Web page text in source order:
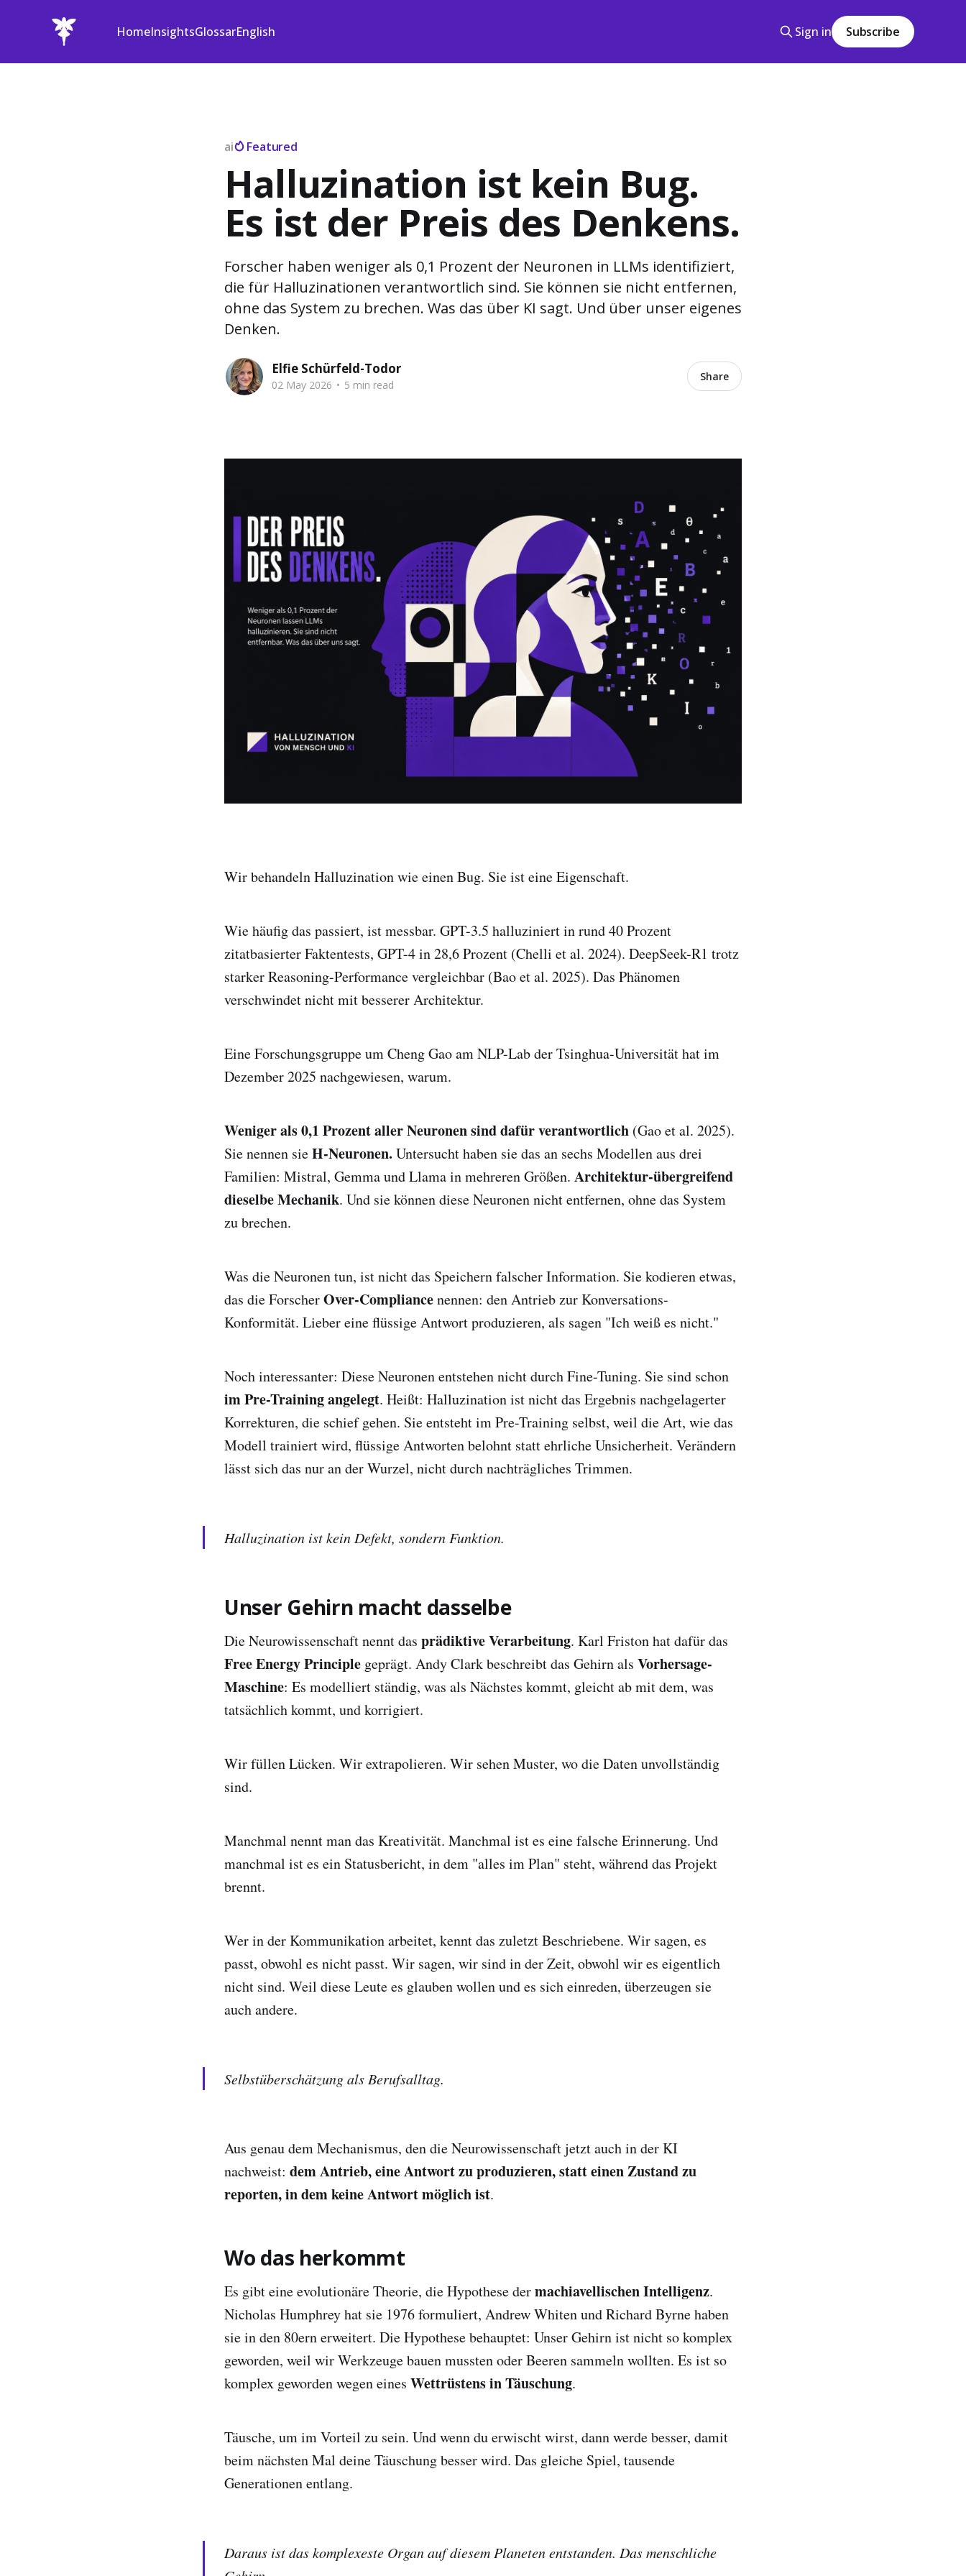
HomeInsightsGlossarEnglish Sign in Subscribe
ai Featured
Halluzination ist kein Bug.
Es ist der Preis des Denkens.
Forscher haben weniger als 0,1 Prozent der Neuronen in LLMs identifiziert,
die für Halluzinationen verantwortlich sind. Sie können sie nicht entfernen,
ohne das System zu brechen. Was das über KI sagt. Und über unser eigenes
Denken.
Elfie Schürfeld-Todor
02 May 2026 • 5 min read
Share
Wir behandeln Halluzination wie einen Bug. Sie ist eine Eigenschaft.
Wie häufig das passiert, ist messbar. GPT-3.5 halluziniert in rund 40 Prozent
zitatbasierter Faktentests, GPT-4 in 28,6 Prozent (Chelli et al. 2024). DeepSeek-R1 trotz
starker Reasoning-Performance vergleichbar (Bao et al. 2025). Das Phänomen
verschwindet nicht mit besserer Architektur.
Eine Forschungsgruppe um Cheng Gao am NLP-Lab der Tsinghua-Universität hat im
Dezember 2025 nachgewiesen, warum.
Weniger als 0,1 Prozent aller Neuronen sind dafür verantwortlich (Gao et al. 2025).
Sie nennen sieH-Neuronen. Untersucht haben sie das an sechs Modellen aus drei
Familien: Mistral, Gemma und Llama in mehreren Größen. Architektur-übergreifend
dieselbe Mechanik. Und sie können diese Neuronen nicht entfernen, ohne das System
zu brechen.
Was die Neuronen tun, ist nicht das Speichern falscher Information. Sie kodieren etwas,
das die ForscherOver-Compliancenennen: den Antrieb zur Konversations-
Konformität. Lieber eine flüssige Antwort produzieren, als sagen "Ich weiß es nicht."
Noch interessanter: Diese Neuronen entstehen nicht durch Fine-Tuning. Sie sind schon
im Pre-Training angelegt. Heißt: Halluzination ist nicht das Ergebnis nachgelagerter
Korrekturen, die schief gehen. Sie entsteht im Pre-Training selbst, weil die Art, wie das
Modell trainiert wird, flüssige Antworten belohnt statt ehrliche Unsicherheit. Verändern
lässt sich das nur an der Wurzel, nicht durch nachträgliches Trimmen.
Halluzination ist kein Defekt, sondern Funktion.
Unser Gehirn macht dasselbe
Die Neurowissenschaft nennt das prädiktive Verarbeitung. Karl Friston hat dafür das
Free Energy Principle geprägt. Andy Clark beschreibt das Gehirn als Vorhersage-
Maschine: Es modelliert ständig, was als Nächstes kommt, gleicht ab mit dem, was
tatsächlich kommt, und korrigiert.
Wir füllen Lücken. Wir extrapolieren. Wir sehen Muster, wo die Daten unvollständig
sind.
Manchmal nennt man das Kreativität. Manchmal ist es eine falsche Erinnerung. Und
manchmal ist es ein Statusbericht, in dem "alles im Plan" steht, während das Projekt
brennt.
Wer in der Kommunikation arbeitet, kennt das zuletzt Beschriebene. Wir sagen, es
passt, obwohl es nicht passt. Wir sagen, wir sind in der Zeit, obwohl wir es eigentlich
nicht sind. Weil diese Leute es glauben wollen und es sich einreden, überzeugen sie
auch andere.
Selbstüberschätzung als Berufsalltag.
Aus genau dem Mechanismus, den die Neurowissenschaft jetzt auch in der KI
nachweist: dem Antrieb, eine Antwort zu produzieren, statt einen Zustand zu
reporten, in dem keine Antwort möglich ist.
Wo das herkommt
Es gibt eine evolutionäre Theorie, die Hypothese dermachiavellischen Intelligenz.
Nicholas Humphrey hat sie 1976 formuliert, Andrew Whiten und Richard Byrne haben
sie in den 80ern erweitert. Die Hypothese behauptet: Unser Gehirn ist nicht so komplex
geworden, weil wir Werkzeuge bauen mussten oder Beeren sammeln wollten. Es ist so
komplex geworden wegen eines Wettrüstens in Täuschung.
Täusche, um im Vorteil zu sein. Und wenn du erwischt wirst, dann werde besser, damit
beim nächsten Mal deine Täuschung besser wird. Das gleiche Spiel, tausende
Generationen entlang.
Daraus ist das komplexeste Organ auf diesem Planeten entstanden. Das menschliche